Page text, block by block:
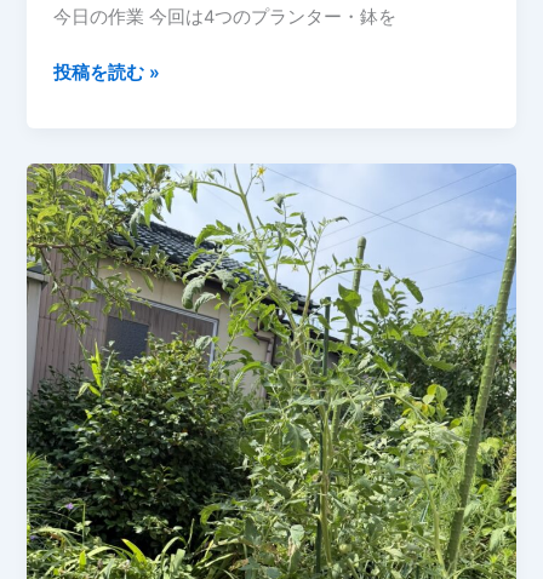
し
し
年
7
月】
今日の作業 今回は4つのプランター・鉢を
金
姜
の
盛
り
土
を
実
施！
秋
の
収
穫
へ
向
け
投稿を読む »